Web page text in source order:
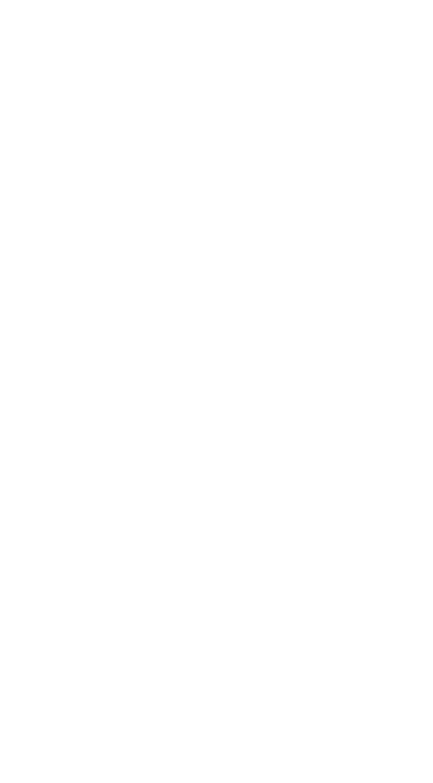
_工商信息-
_工商信息-
站
息】-阿土伯
话_地址
注册公司
查骗子_
的地址-
息_诉讼信息
_诉讼信息_
格,重庆南
庆通讯产品
集网
红搬家】厂
庆南岸南
司注册-重庆
格,图片_
证》